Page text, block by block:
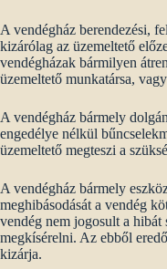
A vendégház berendezési,
kizárólag az üzemeltető
vendégházak bármilyen
üzemeltető munkatársa,
A vendégház bármely
engedélye nélkül
üzemeltető megteszi a
A vendégház bármely
meghibásodását a vendég
vendég nem jogosult a
megkísérelni. Az ebből
kizárja.